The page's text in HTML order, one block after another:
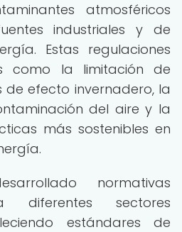
atmosféricos
industriales y de
Estas regulaciones
como la limitación de
de efecto invernadero, la
del aire y la
más sostenibles en
normativas
diferentes sectores
estándares de